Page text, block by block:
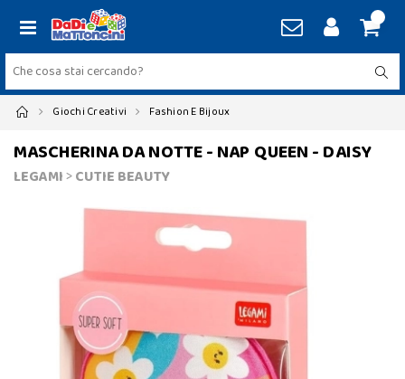
Giochi Creativi Fashion E Bijoux
MASCHERINA DA NOTTE - NAP QUEEN - DAISY
LEGAMI>CUTIE BEAUTY